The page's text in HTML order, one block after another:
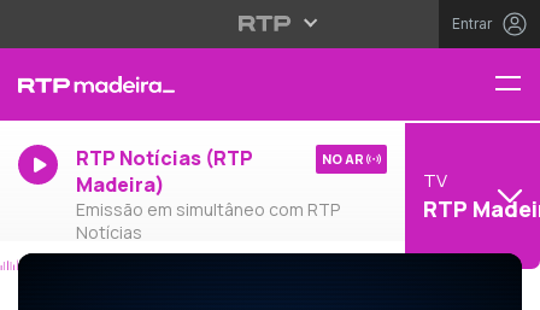
Entrar
RTP Notícias (RTP
Madeira)
Emissão em simultâneo com RTP
Notícias
NO AR
TV
RTP